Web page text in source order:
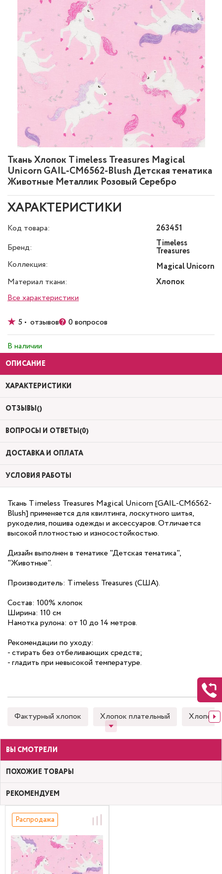
Ткань Хлопок Timeless Treasures Magical
Unicorn GAIL-CM6562-Blush Детская тематика
Животные Металлик Розовый Серебро
ХАРАКТЕРИСТИКИ
Код товара:
263451
Бренд:
Timeless
Treasures
Коллекция:
Magical Unicorn
Материал ткани:
Хлопок
Все характеристики
5 • отзывов 0 вопросов
В наличии
ОПИСАНИЕ
ХАРАКТЕРИСТИКИ
ОТЗЫВЫ()
ВОПРОСЫ И ОТВЕТЫ(0)
ДОСТАВКА И ОПЛАТА
УСЛОВИЯ РАБОТЫ
Ткань Timeless Treasures Magical Unicorn [GAIL-CM6562-
Blush] применяется для квилтинга, лоскутного шитья,
рукоделия, пошива одежды и аксессуаров. Отличается
высокой плотностью и износостойкостью.
Дизайн выполнен в тематике "Детская тематика",
"Животные".
Производитель: Timeless Treasures (США).
Состав: 100% хлопок
Ширина: 110 см
Намотка рулона: от 10 до 14 метров.
Рекомендации по уходу:
- стирать без отбеливающих средств;
- гладить при невысокой температуре.
Фактурный хлопок Хлопок плательный Хлопок
ВЫ СМОТРЕЛИ
ПОХОЖИЕ ТОВАРЫ
РЕКОМЕНДУЕМ
Распродажа